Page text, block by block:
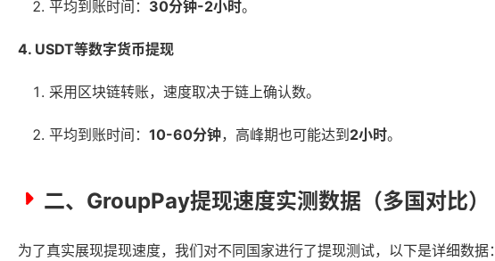
平均到账时间： 30分钟-2小时。
4. USDT等数字货币提现
采用区块链转账，速度取决于链上确认数。
平均到账时间： 10-60分钟，高峰期也可能达到2小时。
二、GroupPay提现速度实测数据（多国对比）
为了真实展现提现速度，我们对不同国家进行了提现测试，以下是详细数据：